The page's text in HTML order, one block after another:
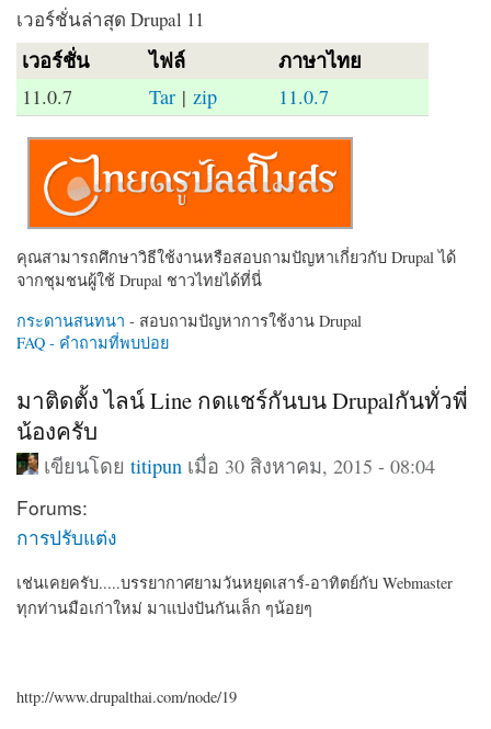
เวอร์ชั่นล่าสุด Drupal 11
เวอร์ชั่น ไฟล์ ภาษาไทย
11.0.7 Tar | zip 11.0.7
คุณสามารถศึกษาวิธีใช้งานหรือสอบถามปัญหาเกี่ยวกับ Drupal ได้
จากชุมชนผู้ใช้ Drupal ชาวไทยได้ที่นี่
กระดานสนทนา - สอบถามปัญหาการใช้งาน Drupal
FAQ - คำถามที่พบบ่อย
มาติดตั้ง ไลน์ Line กดแชร์กันบน Drupalกันทั่วพี่
น้องครับ
เขียนโดย titipun เมื่อ 30 สิงหาคม, 2015 - 08:04
Forums:
การปรับแต่ง
เช่นเคยครับ.....บรรยากาศยามวันหยุดเสาร์-อาทิตย์กับ Webmaster
ทุกท่านมือเก่าใหม่ มาแบ่งปันกันเล็ก ๆน้อยๆ
http://www.drupalthai.com/node/19